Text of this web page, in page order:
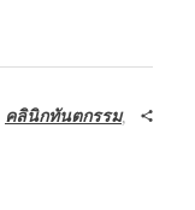
คลินิกทันตกรรม,